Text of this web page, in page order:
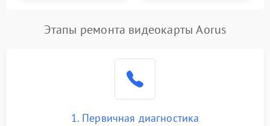
Этапы ремонта видеокарты Aorus
1. Первичная диагностика